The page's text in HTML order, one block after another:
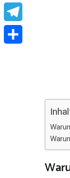
WhatsApp
Telegram